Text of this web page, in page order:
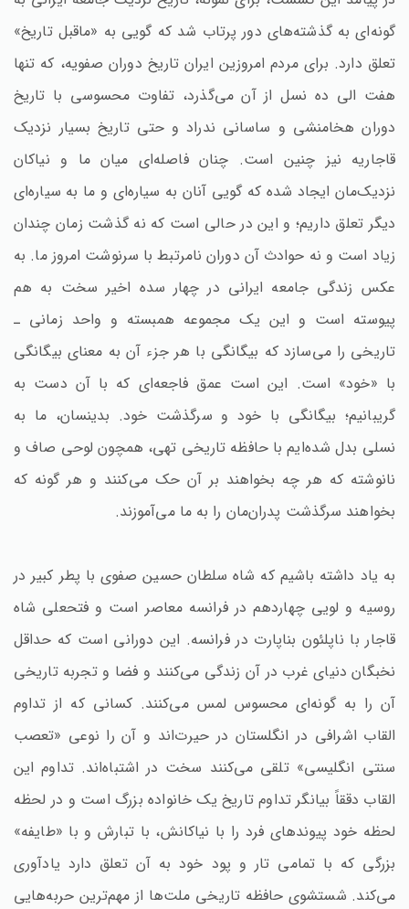
گونه‌ای به گذشته‌های دور پرتاب شد که گویی به «ماقبل تاریخ»
تعلق دارد. برای مردم امروزین ایران تاریخ دوران صفویه، که تنها
هفت الی ده نسل از آن می‌گذرد، تفاوت محسوسی با تاریخ
دوران هخامنشی و ساسانی ندراد و حتی تاریخ بسیار نزدیک
قاجاریه نیز چنین است. چنان فاصله‌ای میان ما و نیاکان
نزدیک‌مان ایجاد شده که گویی آنان به سیاره‌ای و ما به سیاره‌ای
دیگر تعلق داریم؛ و این در حالی است که نه گذشت زمان چندان
زیاد است و نه حوادث آن دوران نامرتبط با سرنوشت امروز ما. به
عکس زندگی جامعه ایرانی در چهار سده اخیر سخت به هم
پیوسته است و این یک مجموعه همبسته و واحد زمانی ـ
تاریخی را می‌سازد که بیگانگی با هر جزء آن به معنای بیگانگی
با «خود» است. این است عمق فاجعه‌ای که با آن دست به
گریبانیم؛ بیگانگی با خود و سرگذشت خود. بدینسان، ما به
نسلی بدل شده‌ایم با حافظه تاریخی تهی، همچون لوحی صاف و
نانوشته که هر چه بخواهند بر آن حک می‌کنند و هر گونه که
بخواهند سرگذشت پدران‌مان را به ما می‌آموزند.
به یاد داشته باشیم که شاه سلطان حسین صفوی با پطر کبیر در
روسیه و لویی چهاردهم در فرانسه معاصر است و فتحعلی شاه
قاجار با ناپلئون بناپارت در فرانسه. این دورانی است که حداقل
نخبگان دنیای غرب در آن زندگی می‌کنند و فضا و تجربه تاریخی
آن را به گونه‌ای محسوس لمس می‌کنند. کسانی که از تداوم
القاب اشرافی در انگلستان در حیرت‌اند و آن را نوعی «تعصب
سنتی انگلیسی» تلقی می‌کنند سخت در اشتباه‌اند. تداوم این
القاب دققاً بیانگر تداوم تاریخ یک خانواده بزرگ است و در لحظه
لحظه خود پیوندهای فرد را با نیاکانش، با تبارش و با «طایفه»
بزرگی که با تمامی تار و پود خود به آن تعلق دارد یادآوری
می‌کند. شستشوی حافظه تاریخی ملت‌ها از مهم‌ترین حربه‌هایی